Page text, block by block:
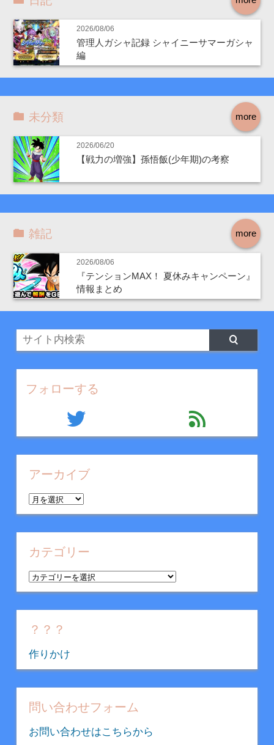
2026/08/06
管理人ガシャ記録 シャイニーサマーガシャ
編
more
未分類
2026/06/20
【戦力の増強】孫悟飯(少年期)の考察
more
雑記
2026/08/06
『テンションMAX！ 夏休みキャンペーン』
情報まとめ
フォローする
twitter feed
アーカイブ
ア
ー
カ
イ
カテゴリー
カ
テ
ゴ
リ
？？？
作りかけ
問い合わせフォーム
お問い合わせはこちらから